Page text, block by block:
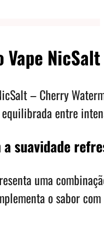
– Cherry
entre
suavidade
uma
o sabor